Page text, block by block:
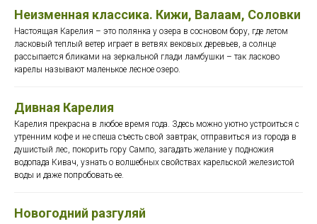
Неизменная классика. Кижи, Валаам, Соловки
Настоящая Карелия – это полянка у озера в сосновом бору, где летом
ласковый теплый ветер играет в ветвях вековых деревьев, а солнце
рассыпается бликами на зеркальной глади ламбушки – так ласково
карелы называют маленькое лесное озеро.
Дивная Карелия
Карелия прекрасна в любое время года. Здесь можно уютно устроиться с
утренним кофе и не спеша съесть свой завтрак, отправиться из города в
душистый лес, покорить гору Сампо, загадать желание у подножия
водопада Кивач, узнать о волшебных свойствах карельской железистой
воды и даже попробовать ее.
Новогодний разгуляй